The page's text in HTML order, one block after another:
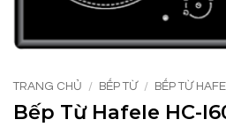
TRANG CHỦ / BẾP TỪ / BẾP TỪ
Bếp Từ Hafele HC-